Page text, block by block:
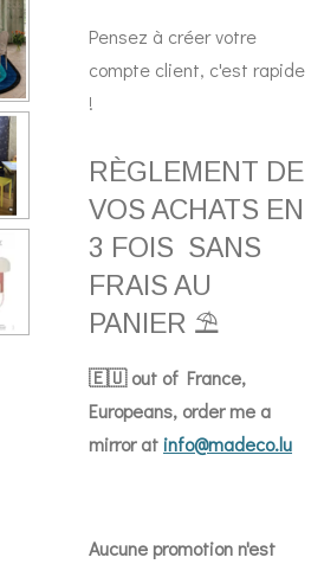
Pensez à créer votre
compte client, c'est rapide
!
RÈGLEMENT DE
VOS ACHATS EN
3 FOIS SANS
FRAIS AU
PANIER ⛱️
🇪🇺 out of France,
Europeans, order me a
mirror at info@madeco.lu
Aucune promotion n'est